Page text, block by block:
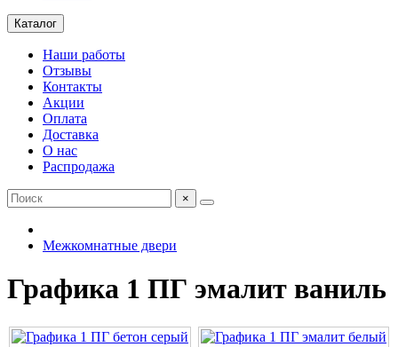
Каталог
Наши работы
Отзывы
Контакты
Акции
Оплата
Доставка
О нас
Распродажа
×
Межкомнатные двери
Графика 1 ПГ эмалит ваниль